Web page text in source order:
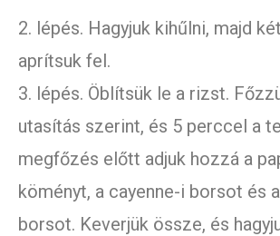
2. lépés. Hagyjuk kihűlni, majd
aprítsuk fel.
3. lépés. Öblítsük le a rizst.
utasítás szerint, és 5 perccel a
megfőzés előtt adjuk hozzá a
köményt, a cayenne-i borsot és
borsot. Keverjük össze, és